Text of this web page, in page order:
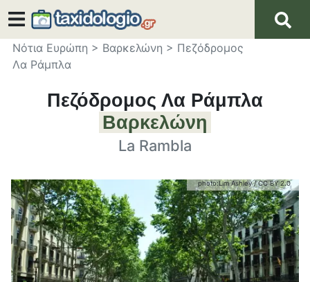
Νότια Ευρώπη > Βαρκελώνη > Πεζόδρομος
Λα Ράμπλα
Πεζόδρομος Λα Ράμπλα
Βαρκελώνη
La Rambla
photo:Lim Ashley /CC BY 2.0